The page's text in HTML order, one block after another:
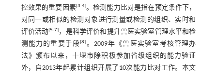
控效果的重要因素[3-4]。检测能力比对是指在预定条件下，
对同一或相似的检测对象进行测量或检测的组织、实时和
评价活动[5-7] ，是科学评价和提升兽医实验室管理水平和检
测能力的重要手段[8] 。2009年《兽医实验室考核管理办
法》颁布以来，十堰市除积极参加省级组织的能力验证
外，自2013年起累计组织开展了10次能力比对工作。本文